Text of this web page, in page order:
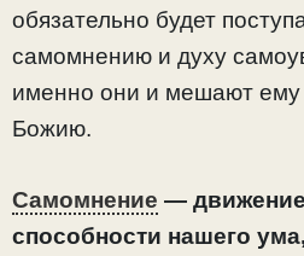
обязательно будет
самомнению и духу
именно они и мешают ему
Божию.
Самомнение — движение
способности нашего